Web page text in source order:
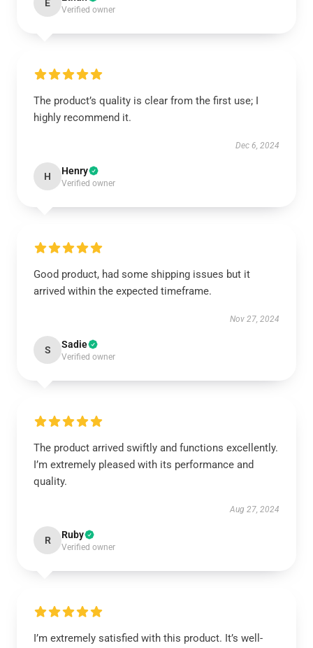
E
Verified owner
The product’s quality is clear from the first use; I
highly recommend it.
Dec 6, 2024
H Henry
Verified owner
Good product, had some shipping issues but it
arrived within the expected timeframe.
Nov 27, 2024
S Sadie
Verified owner
The product arrived swiftly and functions excellently.
I’m extremely pleased with its performance and
quality.
Aug 27, 2024
R Ruby
Verified owner
I’m extremely satisfied with this product. It’s well-